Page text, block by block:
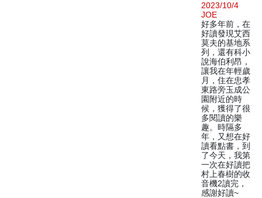
2023/10/4
JOE
好多年前，在
好讀發現艾西
莫夫的基地系
列，還有科小
說海伯利昂，
讓我在年輕歲
月，住在忠孝
東路旁玉成公
園附近的時
候，獲得了很
多閱讀的樂
趣。時隔多
年，又想在好
讀看點書，到
了今天，我第
一次在好讀把
村上春樹的收
音機2讀完，
感謝好讀~